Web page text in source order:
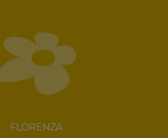
FLORENZA